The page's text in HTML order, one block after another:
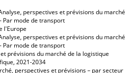
perspectives et prévisions du marché
Par mode de transport
l'Europe
perspectives et prévisions du marché
Par mode de transport
prévisions du marché de la logistique
2021-2034
perspectives et prévisions – par secteur